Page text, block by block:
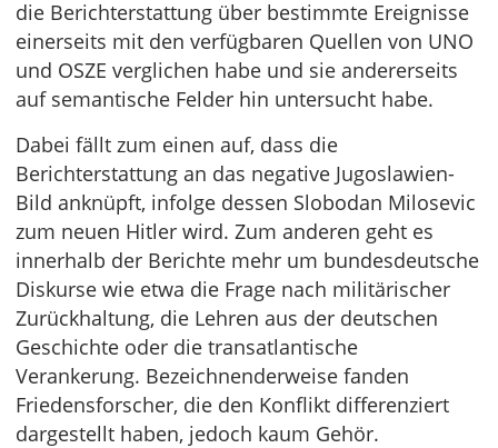
die Berichterstattung über bestimmte Ereignisse
einerseits mit den verfügbaren Quellen von UNO
und OSZE verglichen habe und sie andererseits
auf semantische Felder hin untersucht habe.
Dabei fällt zum einen auf, dass die
Berichterstattung an das negative Jugoslawien-
Bild anknüpft, infolge dessen Slobodan Milosevic
zum neuen Hitler wird. Zum anderen geht es
innerhalb der Berichte mehr um bundesdeutsche
Diskurse wie etwa die Frage nach militärischer
Zurückhaltung, die Lehren aus der deutschen
Geschichte oder die transatlantische
Verankerung. Bezeichnenderweise fanden
Friedensforscher, die den Konflikt differenziert
dargestellt haben, jedoch kaum Gehör.